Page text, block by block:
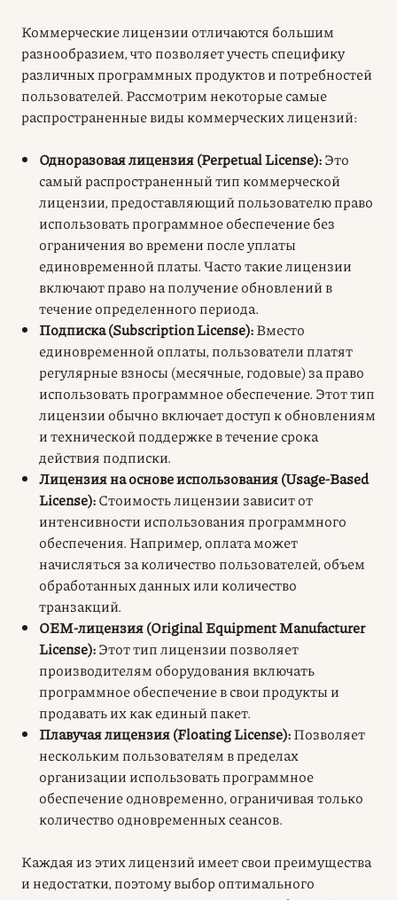
Коммерческие лицензии отличаются большим
разнообразием, что позволяет учесть специфику
различных программных продуктов и потребностей
пользователей. Рассмотрим некоторые самые
распространенные виды коммерческих лицензий:
Одноразовая лицензия (Perpetual License):Это
самый распространенный тип коммерческой
лицензии, предоставляющий пользователю право
использовать программное обеспечение без
ограничения во времени после уплаты
единовременной платы. Часто такие лицензии
включают право на получение обновлений в
течение определенного периода.
Подписка (Subscription License):Вместо
единовременной оплаты, пользователи платят
регулярные взносы (месячные, годовые) за право
использовать программное обеспечение. Этот тип
лицензии обычно включает доступ к обновлениям
и технической поддержке в течение срока
действия подписки.
Лицензия на основе использования (Usage-Based
License):Стоимость лицензии зависит от
интенсивности использования программного
обеспечения. Например, оплата может
начисляться за количество пользователей, объем
обработанных данных или количество
транзакций.
OEM-лицензия (Original Equipment Manufacturer
License):Этот тип лицензии позволяет
производителям оборудования включать
программное обеспечение в свои продукты и
продавать их как единый пакет.
Плавучая лицензия (Floating License):Позволяет
нескольким пользователям в пределах
организации использовать программное
обеспечение одновременно, ограничивая только
количество одновременных сеансов.
Каждая из этих лицензий имеет свои преимущества
и недостатки, поэтому выбор оптимального